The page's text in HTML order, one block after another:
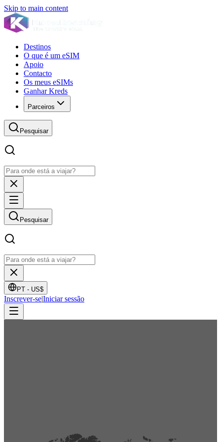
Skip to main content
Destinos
O que é um eSIM
Apoio
Contacto
Os meus eSIMs
Ganhar Kreds
Parceiros
Pesquisar
Pesquisar
PT - US$
Inscrever-se|Iniciar sessão